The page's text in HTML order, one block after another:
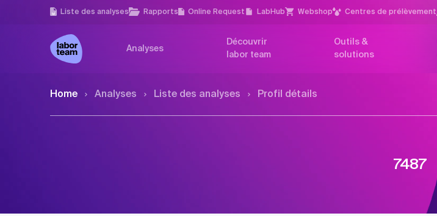
Liste des analyses Rapports Online Request LabHub Webshop Centres de prélèvement
Analyses
Découvrir
labor team
Outils &
solutions
Home Analyses Liste des analyses Profil détails
7487